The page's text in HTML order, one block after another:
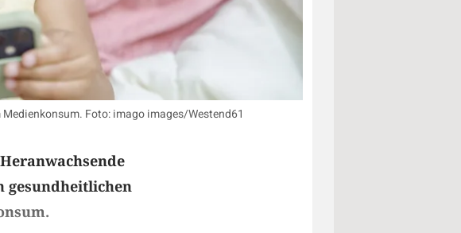
Foto: imago images/Westend61
gesundheitlichen